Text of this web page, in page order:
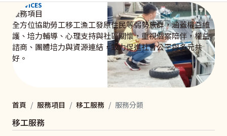
SERVICES
服務項目
全方位協助勞工移工漁工發原住民等弱勢族群，涵蓋權益維
護、培力輔導、心理支持與社區關懷，重視個案陪伴，權益
諮商、團體培力與資源連結，致力促進社會公平與多元共
好。
首頁 服務項目 移工服務 服務分類
移工服務